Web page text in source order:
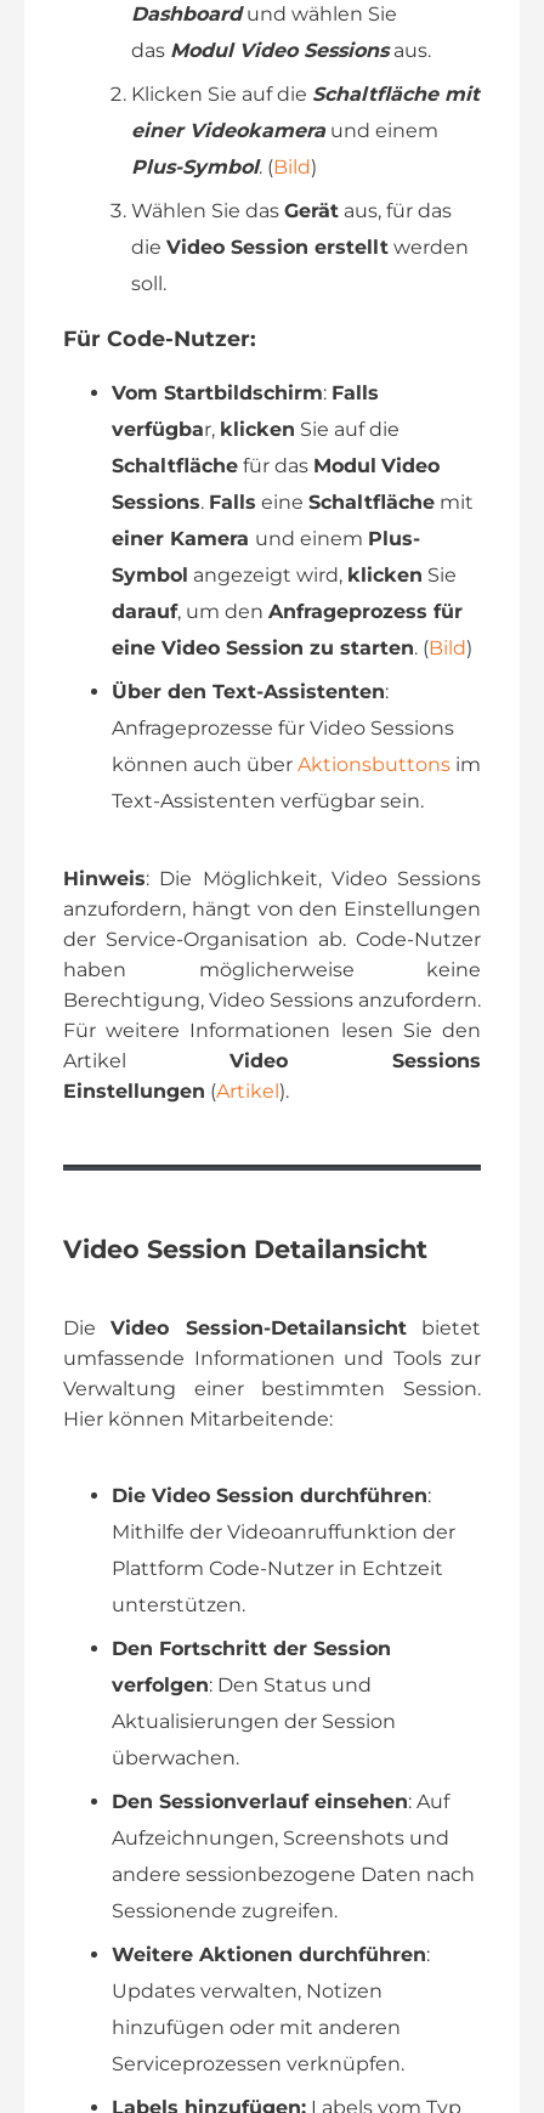
Dashboardund wählen Sie
das Modul Video Sessionsaus.
Klicken Sie auf die Schaltfläche mit
einer Videokameraund einem
Plus-Symbol. (Bild)
Wählen Sie das Gerät aus, für das
die Video Session erstellt werden
soll.
Für Code-Nutzer:
Vom Startbildschirm: Falls
verfügbar, klicken Sie auf die
Schaltfläche für das Modul Video
Sessions. Falls eine Schaltfläche mit
einer Kamera und einem Plus-
Symbol angezeigt wird, klicken Sie
darauf, um den Anfrageprozess für
eine Video Session zu starten. (Bild)
Über den Text-Assistenten:
Anfrageprozesse für Video Sessions
können auch über Aktionsbuttons im
Text-Assistenten verfügbar sein.
Hinweis: Die Möglichkeit, Video Sessions
anzufordern, hängt von den Einstellungen
der Service-Organisation ab. Code-Nutzer
haben möglicherweise keine
Berechtigung, Video Sessions anzufordern.
Für weitere Informationen lesen Sie den
Artikel Video Sessions
Einstellungen (Artikel).
Video Session Detailansicht
DieVideo Session-Detailansichtbietet
umfassende Informationen und Tools zur
Verwaltung einer bestimmten Session.
Hier können Mitarbeitende:
Die Video Session durchführen:
Mithilfe der Videoanruffunktion der
Plattform Code-Nutzer in Echtzeit
unterstützen.
Den Fortschritt der Session
verfolgen: Den Status und
Aktualisierungen der Session
überwachen.
Den Sessionverlauf einsehen: Auf
Aufzeichnungen, Screenshots und
andere sessionbezogene Daten nach
Sessionende zugreifen.
Weitere Aktionen durchführen:
Updates verwalten, Notizen
hinzufügen oder mit anderen
Serviceprozessen verknüpfen.
Labels hinzufügen: Labels vom Typ